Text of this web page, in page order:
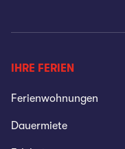
IHRE FERIEN
Ferienwohnungen
Dauermiete